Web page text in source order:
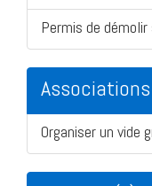
Permis de
Associations
Organiser un vide